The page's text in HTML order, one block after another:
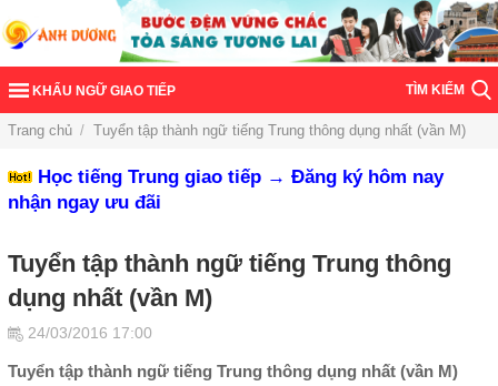
KHẨU NGỮ GIAO TIẾP TÌM KIẾM
Trang chủ / Tuyển tập thành ngữ tiếng Trung thông dụng nhất (vần M)
Học tiếng Trung giao tiếp → Đăng ký hôm nay
nhận ngay ưu đãi
Tuyển tập thành ngữ tiếng Trung thông
dụng nhất (vần M)
24/03/2016 17:00
Tuyển tập thành ngữ tiếng Trung thông dụng nhất (vần M)